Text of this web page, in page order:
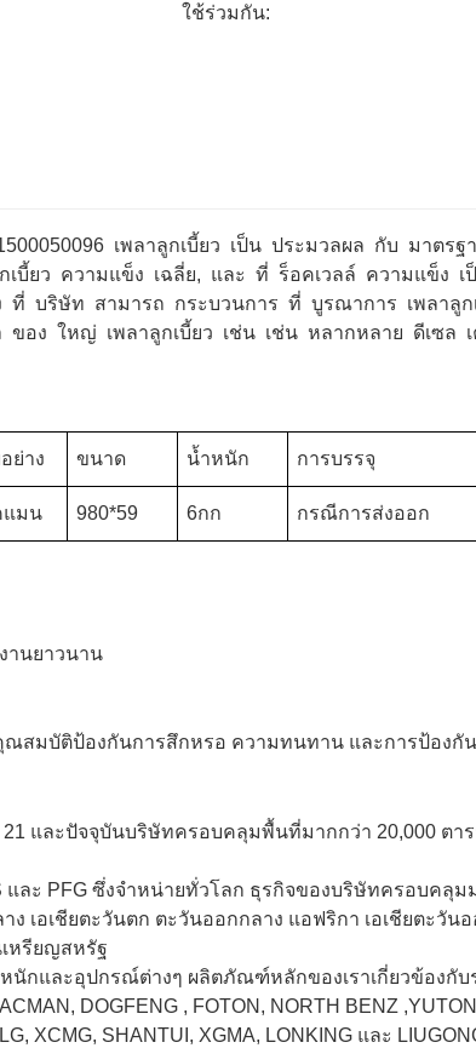
ใช้ร่วมกัน:
เพลาลูกเบี้ยว เป็น ประมวลผล กับ มาตร
บี้ยว ความแข็ง เฉลี่ย, และ ที่ ร็อคเวลล์ ความแข็ง
ที่ บริษัท สามารถ กระบวนการ ที่ บูรณาการ เพลาลู
อง ใหญ่ เพลาลูกเบี้ยว เช่น เช่น หลากหลาย ดีเซล เ
ย่าง ขนาด น้ำหนัก การบรรจุ
แมน 980*59 6กก กรณีการส่งออก
านยาวนาน
ณสมบัติป้องกันการสึกหรอ ความทนทาน และการป้องกัน
และปัจจุบันบริษัทครอบคลุมพื้นที่มากกว่า 20,000 ตา
และ PFG ซึ่งจำหน่ายทั่วโลก ธุรกิจของบริษัทครอบคลุม
ง เอเชียตะวันตก ตะวันออกกลาง แอฟริกา เอเชียตะวัน
หรียญสหรัฐ
นักและอุปกรณ์ต่างๆ ผลิตภัณฑ์หลักของเราเกี่ยวข้องกั
DOGFENG , FOTON, NORTH BENZ
XCMG, SHANTUI, XGMA, LONKING และ